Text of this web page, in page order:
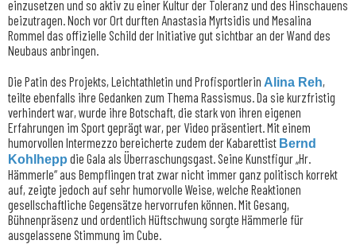
einzusetzen und so aktiv zu einer Kultur der Toleranz und des Hinschauens
beizutragen. Noch vor Ort durften Anastasia Myrtsidis und Mesalina
Rommel das offizielle Schild der Initiative gut sichtbar an der Wand des
Neubaus anbringen.
Die Patin des Projekts, Leichtathletin und Profisportlerin Alina Reh,
teilte ebenfalls ihre Gedanken zum Thema Rassismus. Da sie kurzfristig
verhindert war, wurde ihre Botschaft, die stark von ihren eigenen
Erfahrungen im Sport geprägt war, per Video präsentiert. Mit einem
humorvollen Intermezzo bereicherte zudem der Kabarettist Bernd
Kohlhepp die Gala als Überraschungsgast. Seine Kunstfigur „Hr.
Hämmerle“ aus Bempflingen trat zwar nicht immer ganz politisch korrekt
auf, zeigte jedoch auf sehr humorvolle Weise, welche Reaktionen
gesellschaftliche Gegensätze hervorrufen können. Mit Gesang,
Bühnenpräsenz und ordentlich Hüftschwung sorgte Hämmerle für
ausgelassene Stimmung im Cube.